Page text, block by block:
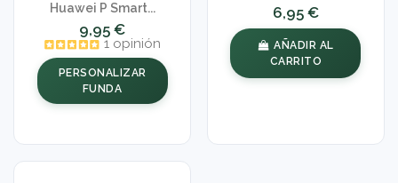
Huawei P Smart...
9,95 €
1 opinión
PERSONALIZAR
FUNDA
6,95 €
AÑADIR AL
CARRITO